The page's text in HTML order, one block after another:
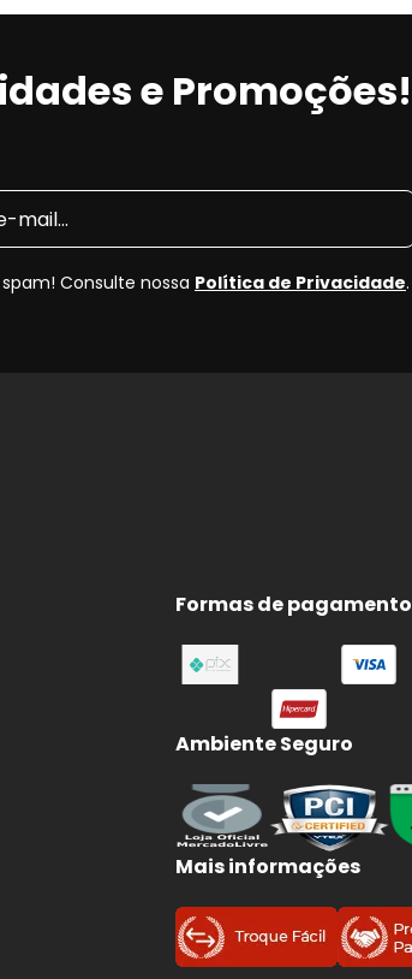
e Promoções!
Consulte nossa Política de Privacidade.
Formas de pagamento
Ambiente Seguro
Mais informações